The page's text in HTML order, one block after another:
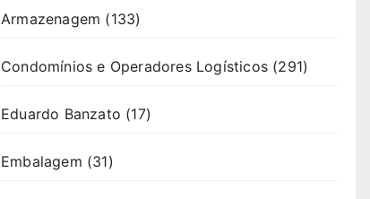
Armazenagem (133)
Condomínios e Operadores Logísticos (291)
Eduardo Banzato (17)
Embalagem (31)